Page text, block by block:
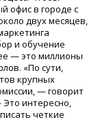
офис в городе с
двух месяцев,
и обучение
— это миллионы
«По сути,
крупных
— говорит
интересно,
четкие